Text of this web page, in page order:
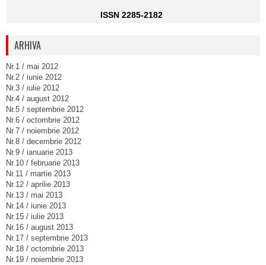
ISSN 2285-2182
ARHIVA
Nr.1 / mai 2012
Nr.2 / iunie 2012
Nr.3 / iulie 2012
Nr.4 / august 2012
Nr.5 / septembrie 2012
Nr.6 / octombrie 2012
Nr.7 / noiembrie 2012
Nr.8 / decembrie 2012
Nr.9 / ianuarie 2013
Nr.10 / februarie 2013
Nr.11 / martie 2013
Nr.12 / aprilie 2013
Nr.13 / mai 2013
Nr.14 / iunie 2013
Nr.15 / iulie 2013
Nr.16 / august 2013
Nr.17 / septembrie 2013
Nr.18 / octombrie 2013
Nr.19 / noiembrie 2013